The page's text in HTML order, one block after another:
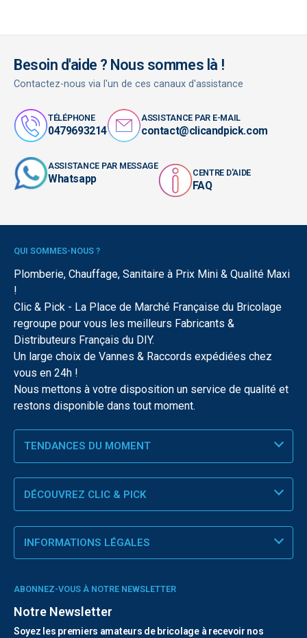
Besoin d'aide ? Nous sommes là !
Contactez-nous via l'un de ces canaux d'assistance
TÉLÉPHONE
0479693214
ASSISTANCE PAR E-MAIL
contact@clicandpick.com
ASSISTANCE PAR MESSAGE
Whatsapp CENTRE D'AIDE
FAQ
QUI SOMMES-NOUS ?
Plomberie, Chauffage, Sanitaire à Prix Mini & Qualité Maxi
!
Clic & Pick - La Place de Marché Française du Bricolage
regroupe pour vous les meilleurs Fabricants &
Distributeurs Français du DIY.
Un large choix de Vannes & Raccords expédiées chez
vous en 24h !
Nous mettons à votre disposition un service de qualité et
restons disponible dans tout moment.
TENDANCES DU MOMENT
DÉCOUVREZ CLIC & PICK
INFORMATIONS LÉGALES
ABONNEZ-VOUS À NOTRE NEWSLETTER
Notre Newsletter
Soyez les premiers amateurs de bricolage à recevoir nos